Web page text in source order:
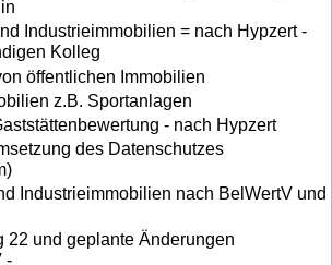
Industrieimmobilien = nach Hypzert -
Kolleg
öffentlichen Immobilien
z.B. Sportanlagen
- nach Hypzert
des Datenschutzes
Industrieimmobilien nach BelWertV und
22 und geplante Änderungen
-